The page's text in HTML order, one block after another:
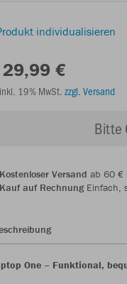
individualisieren
€
19% MwSt.zzgl. Versand
Bitte
Kostenloser Versand ab 60 €
Kauf auf RechnungEinfach,
One – Funktional,